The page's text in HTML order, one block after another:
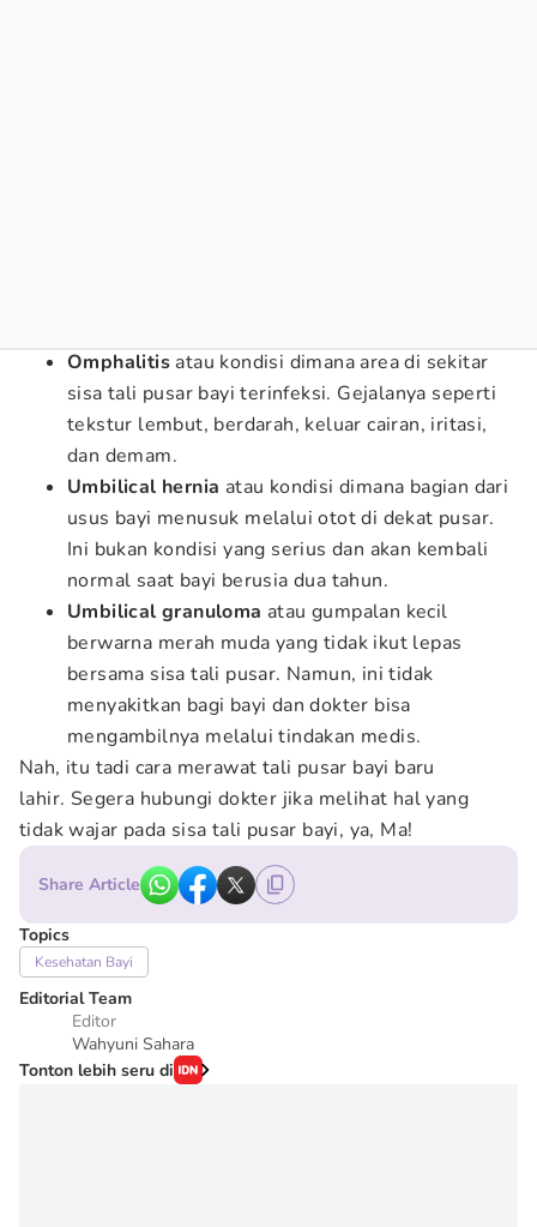
Omphalitis atau kondisi dimana area di sekitar
sisa tali pusar bayi terinfeksi. Gejalanya seperti
tekstur lembut, berdarah, keluar cairan, iritasi,
dan demam.
Umbilical hernia atau kondisi dimana bagian dari
usus bayi menusuk melalui otot di dekat pusar.
Ini bukan kondisi yang serius dan akan kembali
normal saat bayi berusia dua tahun.
Umbilical granuloma atau gumpalan kecil
berwarna merah muda yang tidak ikut lepas
bersama sisa tali pusar. Namun, ini tidak
menyakitkan bagi bayi dan dokter bisa
mengambilnya melalui tindakan medis.
Nah, itu tadi cara merawat tali pusar bayi baru
lahir. Segera hubungi dokter jika melihat hal yang
tidak wajar pada sisa tali pusar bayi, ya, Ma!
Share Article
Topics
Kesehatan Bayi
Editorial Team
Editor
Wahyuni Sahara
Tonton lebih seru di